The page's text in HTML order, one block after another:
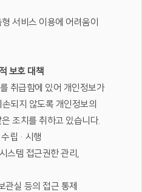
서비스 이용에 어려움이
보호 대책
취급함에 있어 개인정보가
되지 않도록 개인정보의
조치를 취하고 있습니다.
수립·시행
스템 접근권한 관리,
관실 등의 접근 통제